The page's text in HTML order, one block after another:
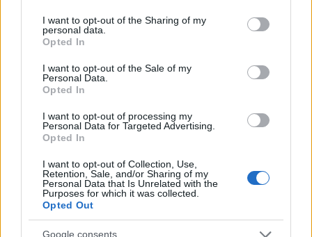
not limited to your visit or usage behaviour. You may click to
grant or deny consent to Google and its third-party tags to
use your data for below specified purposes in below Google
consent section.
I want to opt-out of the Sharing of my
personal data.
Opted In
I want to opt-out of the Sale of my
Personal Data.
Opted In
I want to opt-out of processing my
Personal Data for Targeted Advertising.
Opted In
I want to opt-out of Collection, Use,
Retention, Sale, and/or Sharing of my
Personal Data that Is Unrelated with the
Purposes for which it was collected.
Opted Out
Google consents
Matrimonio Cristiano Ronaldo: il grande evento a
Madeira nel weekend del 9 agosto
Beatrice Bonaventura · 8 Ago 2026
LIFESTYLE